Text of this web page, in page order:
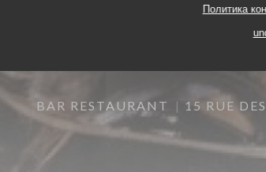
Политика
BAR RESTAURANT 15 RUE